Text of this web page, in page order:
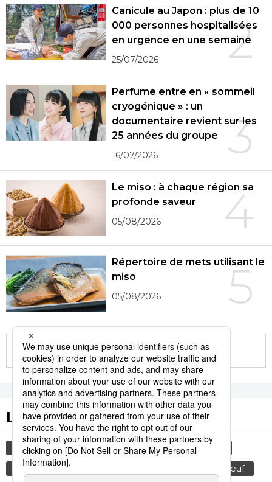
2
Canicule au Japon : plus de 10
000 personnes hospitalisées
en urgence en une semaine
25/07/2026
3
Perfume entre en « sommeil
cryogénique » : un
documentaire revient sur les
25 années du groupe
16/07/2026
4
Le miso : à chaque région sa
profonde saveur
05/08/2026
5
Répertoire de mets utilisant le
miso
05/08/2026
More in this series
Les tags populaires
culture gastronomie histoire
sexe
femme
bœuf